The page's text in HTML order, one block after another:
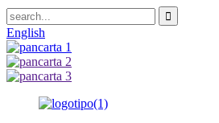
English